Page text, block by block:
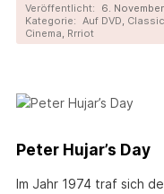
Veröffentlicht:
6.
Kategorie: Auf DVD,
Cinema, Rrriot
Peter Hujar’s Day
Im Jahr 1974 traf sich